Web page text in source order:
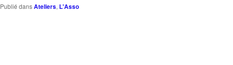
Publié dansAteliers, L'Asso